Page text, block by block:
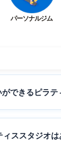
パーソナルジム
できるピラ
ススタジオは